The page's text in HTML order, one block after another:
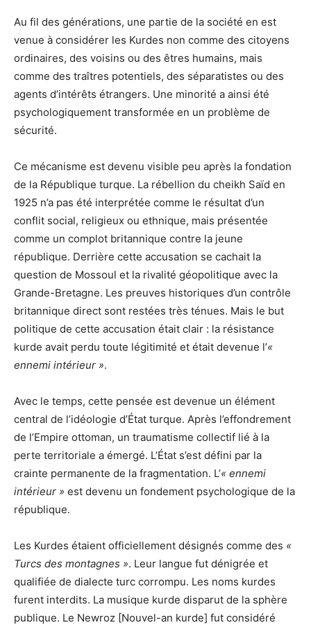
Au fil des générations, une partie de la société en est
venue à considérer les Kurdes non comme des citoyens
ordinaires, des voisins ou des êtres humains, mais
comme des traîtres potentiels, des séparatistes ou des
agents d’intérêts étrangers. Une minorité a ainsi été
psychologiquement transformée en un problème de
sécurité.
Ce mécanisme est devenu visible peu après la fondation
de la République turque. La rébellion du cheikh Saïd en
1925 n’a pas été interprétée comme le résultat d’un
conflit social, religieux ou ethnique, mais présentée
comme un complot britannique contre la jeune
république. Derrière cette accusation se cachait la
question de Mossoul et la rivalité géopolitique avec la
Grande-Bretagne. Les preuves historiques d’un contrôle
britannique direct sont restées très ténues. Mais le but
politique de cette accusation était clair : la résistance
kurde avait perdu toute légitimité et était devenue l’«
ennemi intérieur ».
Avec le temps, cette pensée est devenue un élément
central de l’idéologie d’État turque. Après l’effondrement
de l’Empire ottoman, un traumatisme collectif lié à la
perte territoriale a émergé. L’État s’est défini par la
crainte permanente de la fragmentation. L’« ennemi
intérieur » est devenu un fondement psychologique de la
république.
Les Kurdes étaient officiellement désignés comme des «
Turcs des montagnes ». Leur langue fut dénigrée et
qualifiée de dialecte turc corrompu. Les noms kurdes
furent interdits. La musique kurde disparut de la sphère
publique. Le Newroz [Nouvel-an kurde] fut considéré